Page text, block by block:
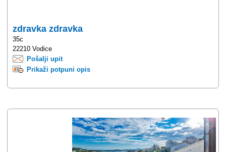
zdravka zdravka
35c
22210 Vodice
Pošalji upit
Prikaži potpuni opis